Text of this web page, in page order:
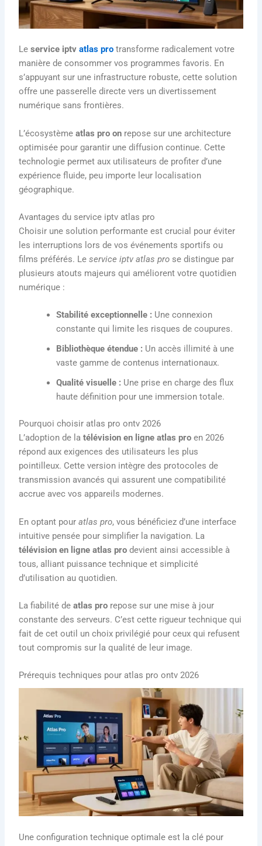
Leservice iptvatlas pro transforme radicalement votre
manière de consommer vos programmes favoris. En
s’appuyant sur une infrastructure robuste, cette solution
offre une passerelle directe vers un divertissement
numérique sans frontières.
L’écosystèmeatlas pro on repose sur une architecture
optimisée pour garantir une diffusion continue. Cette
technologie permet aux utilisateurs de profiter d’une
expérience fluide, peu importe leur localisation
géographique.
Avantages du service iptv atlas pro
Choisir une solution performante est crucial pour éviter
les interruptions lors de vos événements sportifs ou
films préférés. Leservice iptv atlas pro se distingue par
plusieurs atouts majeurs qui améliorent votre quotidien
numérique :
Stabilité exceptionnelle : Une connexion
constante qui limite les risques de coupures.
Bibliothèque étendue : Un accès illimité à une
vaste gamme de contenus internationaux.
Qualité visuelle : Une prise en charge des flux
haute définition pour une immersion totale.
Pourquoi choisir atlas pro ontv 2026
L’adoption de latélévision en ligne atlas pro en 2026
répond aux exigences des utilisateurs les plus
pointilleux. Cette version intègre des protocoles de
transmission avancés qui assurent une compatibilité
accrue avec vos appareils modernes.
En optant pouratlas pro, vous bénéficiez d’une interface
intuitive pensée pour simplifier la navigation. La
télévision en ligne atlas pro devient ainsi accessible à
tous, alliant puissance technique et simplicité
d’utilisation au quotidien.
La fiabilité deatlas pro repose sur une mise à jour
constante des serveurs. C’est cette rigueur technique qui
fait de cet outil un choix privilégié pour ceux qui refusent
tout compromis sur la qualité de leur image.
Prérequis techniques pour atlas pro ontv 2026
Une configuration technique optimale est la clé pour